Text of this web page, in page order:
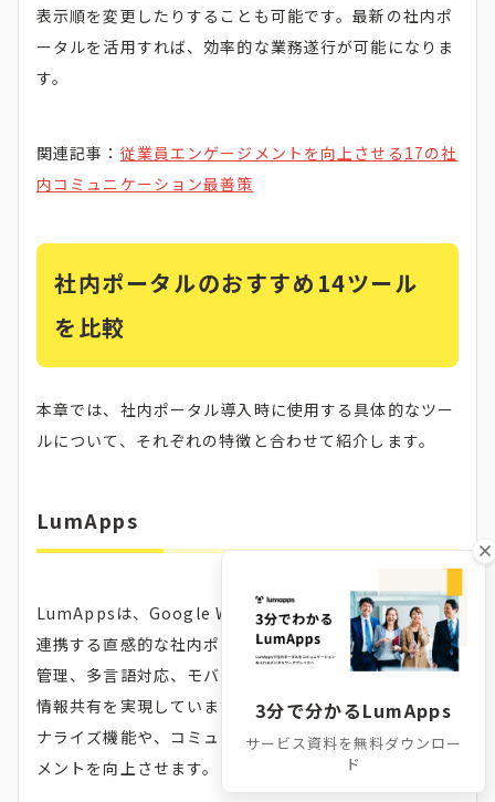
表示順を変更したりすることも可能です。最新の社内ポ
ータルを活用すれば、効率的な業務遂行が可能になりま
す。
関連記事： 従業員エンゲージメントを向上させる17の社
内コミュニケーション最善策
社内ポータルのおすすめ14ツール
を比較
本章では、社内ポータル導入時に使用する具体的なツー
ルについて、それぞれの特徴と合わせて紹介します。
LumApps
LumAppsは、Google WorkspaceやMicrosoft 365と
連携する直感的な社内ポータルツールです。情報の一元
管理、多言語対応、モバイル対応により、グローバルな
情報共有を実現しています。また、AIを活用したパーソ
ナライズ機能や、コミュニティ機能で従業員エンゲージ
メントを向上させます。
3分で分かるLumApps
サービス資料を無料ダウンロー
ド